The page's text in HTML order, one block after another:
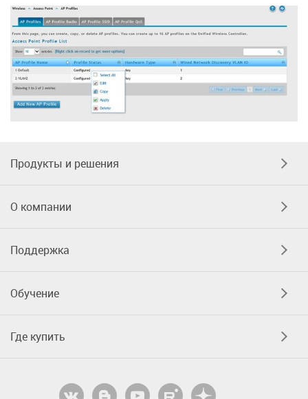
Продукты и решения
О компании
Поддержка
Обучение
Где купить